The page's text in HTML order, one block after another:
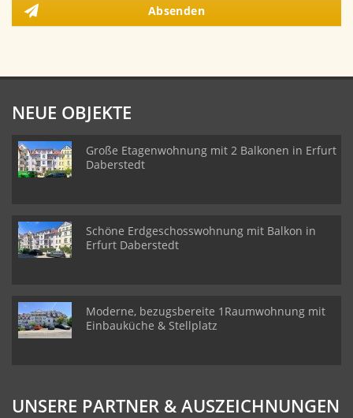
Absenden
NEUE OBJEKTE
Große Etagenwohnung mit 2 Balkonen in Erfurt
Daberstedt
Schöne Erdgeschosswohnung mit Balkon in
Erfurt Daberstedt
Moderne, bezugsbereite 1Raumwohnung mit
Einbauküche & Stellplatz
UNSERE PARTNER & AUSZEICHNUNGEN